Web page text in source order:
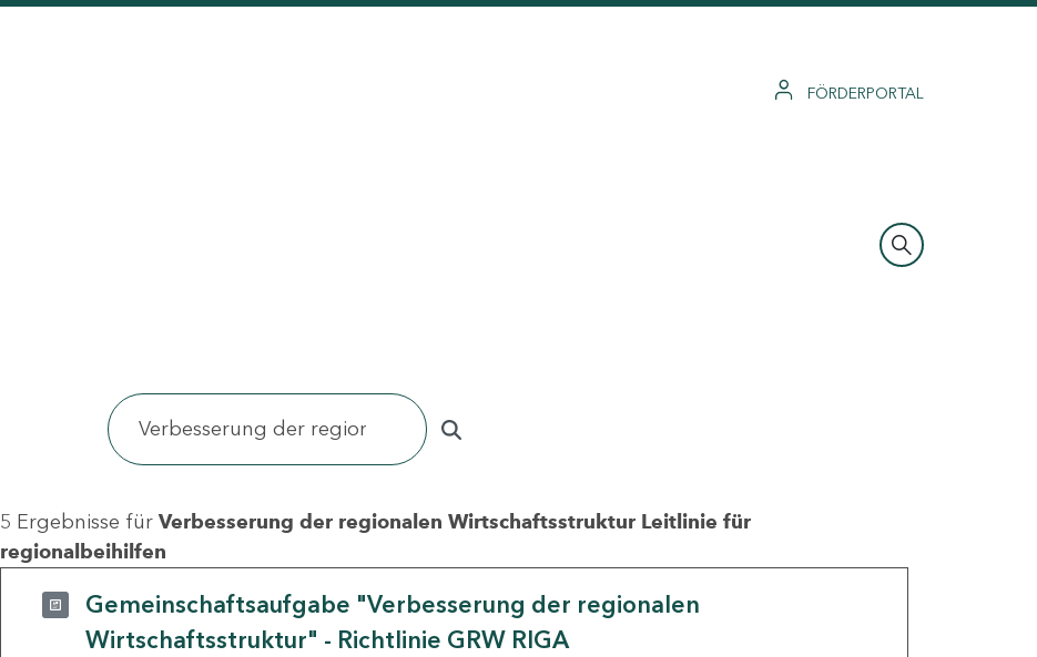
FÖRDERPORTAL
5 Ergebnisse für Verbesserung der regionalen Wirtschaftsstruktur Leitlinie für
regionalbeihilfen
Gemeinschaftsaufgabe "Verbesserung der regionalen
Wirtschaftsstruktur" - Richtlinie GRW RIGA